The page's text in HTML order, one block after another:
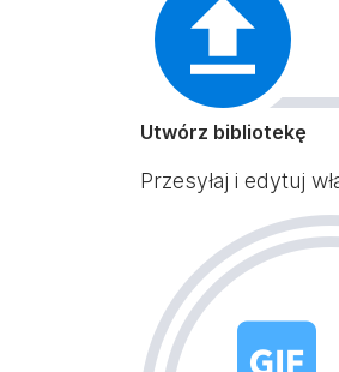
Utwórz bibliotekę
Przesyłaj i edytuj